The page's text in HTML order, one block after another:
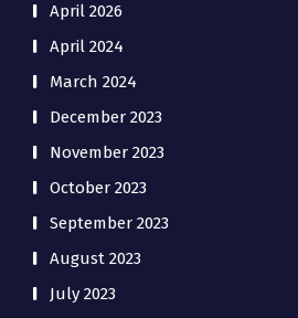
April 2026
April 2024
March 2024
December 2023
November 2023
October 2023
September 2023
August 2023
July 2023